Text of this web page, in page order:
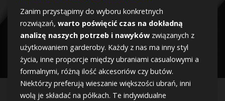
Zanim przystąpimy do wyboru konkretnych
rozwiązań, warto poświęcić czas na dokładną
analizę naszych potrzeb i nawyków związanych z
użytkowaniem garderoby. Każdy z nas ma inny styl
życia, inne proporcje między ubraniami casualowymi a
formalnymi, różną ilość akcesoriów czy butów.
Niektórzy preferują wieszanie większości ubrań, inni
wolą je składać na półkach. Te indywidualne